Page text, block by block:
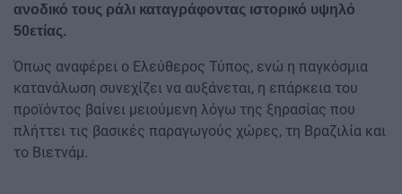
ανοδικό τους ράλι καταγράφοντας ιστορικό υψηλό
50ετίας.
Όπως αναφέρει ο Ελεύθερος Τύπος, ενώ η παγκόσμια
κατανάλωση συνεχίζει να αυξάνεται, η επάρκεια του
προϊόντος βαίνει μειούμενη λόγω της ξηρασίας που
πλήττει τις βασικές παραγωγούς χώρες, τη Βραζιλία και
το Βιετνάμ.